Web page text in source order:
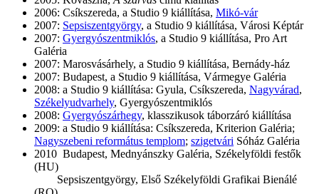
2006: Csíkszereda, a Studio 9 kiállítása, Mikó-vár
2007: Sepsiszentgyörgy, a Studio 9 kiállítása, Városi Képtár
2007: Gyergyószentmiklós, a Studio 9 kiállítása, Pro Art
Galéria
2007: Marosvásárhely, a Studio 9 kiállítása, Bernády-ház
2007: Budapest, a Studio 9 kiállítása, Vármegye Galéria
2008: a Studio 9 kiállítása: Gyula, Csíkszereda, Nagyvárad,
Székelyudvarhely, Gyergyószentmiklós
2008: Gyergyószárhegy, klasszikusok táborzáró kiállítása
2009: a Studio 9 kiállítása: Csíkszereda, Kriterion Galéria;
Nagyszebeni református templom; szigetvári Sóház Galéria
2010 Budapest, Mednyánszky Galéria, Székelyföldi festők
(HU)
Sepsiszentgyörgy, Első Székelyföldi Grafikai Bienálé